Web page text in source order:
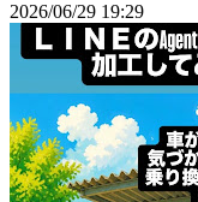
2026/06/29 19:29